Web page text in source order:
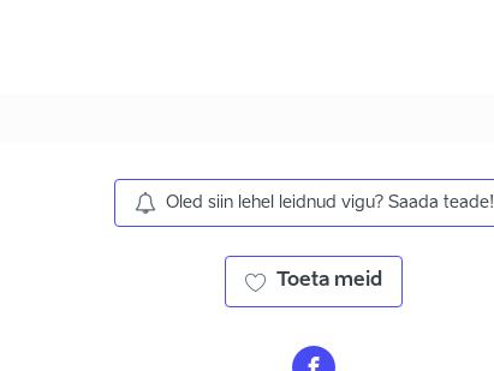
Oled siin lehel leidnud vigu? Saada teade!
Toeta meid